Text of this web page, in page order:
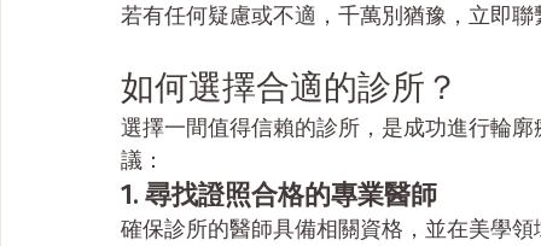
若有任何疑慮或不適，千萬別猶豫，立即
如何選擇合適的診所？
選擇一間值得信賴的診所，是成功進行輪
議：
1. 尋找證照合格的專業醫師
確保診所的醫師具備相關資格，並在美學